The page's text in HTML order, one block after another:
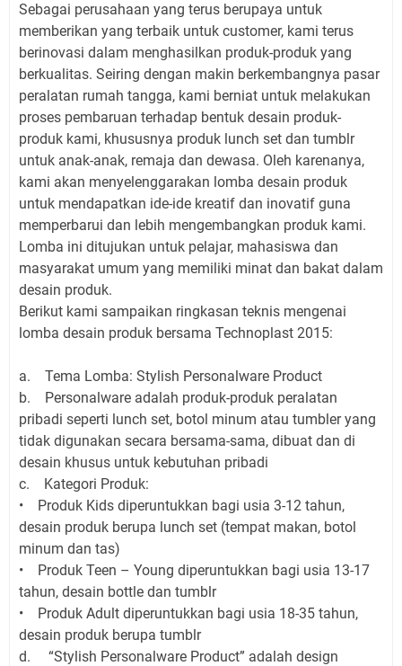
Sebagai perusahaan yang terus berupaya untuk
memberikan yang terbaik untuk customer, kami terus
berinovasi dalam menghasilkan produk-produk yang
berkualitas. Seiring dengan makin berkembangnya pasar
peralatan rumah tangga, kami berniat untuk melakukan
proses pembaruan terhadap bentuk desain produk-
produk kami, khususnya produk lunch set dan tumblr
untuk anak-anak, remaja dan dewasa. Oleh karenanya,
kami akan menyelenggarakan lomba desain produk
untuk mendapatkan ide-ide kreatif dan inovatif guna
memperbarui dan lebih mengembangkan produk kami.
Lomba ini ditujukan untuk pelajar, mahasiswa dan
masyarakat umum yang memiliki minat dan bakat dalam
desain produk.
Berikut kami sampaikan ringkasan teknis mengenai
lomba desain produk bersama Technoplast 2015:
a. Tema Lomba: Stylish Personalware Product
b. Personalware adalah produk-produk peralatan
pribadi seperti lunch set, botol minum atau tumbler yang
tidak digunakan secara bersama-sama, dibuat dan di
desain khusus untuk kebutuhan pribadi
c. Kategori Produk:
• Produk Kids diperuntukkan bagi usia 3-12 tahun,
desain produk berupa lunch set (tempat makan, botol
minum dan tas)
• Produk Teen – Young diperuntukkan bagi usia 13-17
tahun, desain bottle dan tumblr
• Produk Adult diperuntukkan bagi usia 18-35 tahun,
desain produk berupa tumblr
d. “Stylish Personalware Product” adalah design